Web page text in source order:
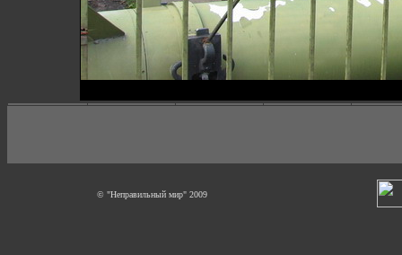
© "Неправильный мир" 2009